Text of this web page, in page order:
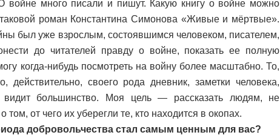
войне много писали и пишут. Какую книгу о войне можно
роман Константина Симонова «Живые и мёртвые».
был уже взрослым, состоявшимся человеком, писателем,
до читателей правду о войне, показать ее полную
когда-нибудь посмотреть на войну более масштабно. То,
действительно, своего рода дневник, заметки человека,
большинство. Моя цель — рассказать людям, не
от чего их уберегли те, кто находится в окопах.
добровольчества стал самым ценным для вас?